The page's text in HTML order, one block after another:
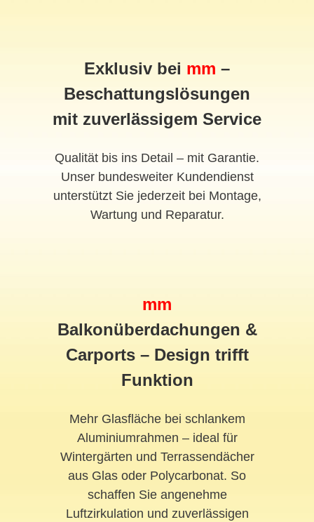
Exklusiv bei mm –
Beschattungslösungen
mit zuverlässigem Service
Qualität bis ins Detail – mit Garantie.
Unser bundesweiter Kundendienst
unterstützt Sie jederzeit bei Montage,
Wartung und Reparatur.
mm
Balkonüberdachungen &
Carports – Design trifft
Funktion
Mehr Glasfläche bei schlankem
Aluminiumrahmen – ideal für
Wintergärten und Terrassendächer
aus Glas oder Polycarbonat. So
schaffen Sie angenehme
Luftzirkulation und zuverlässigen